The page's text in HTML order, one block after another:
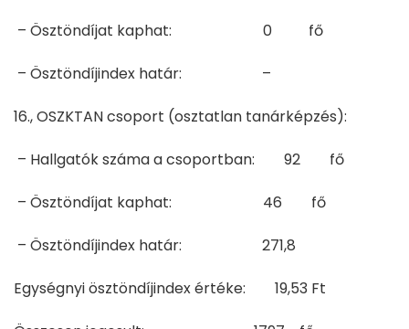
– Ösztöndíjat kaphat: 0 fő
– Ösztöndíjindex határ: –
16., OSZKTAN csoport (osztatlan tanárképzés):
– Hallgatók száma a csoportban: 92 fő
– Ösztöndíjat kaphat: 46 fő
– Ösztöndíjindex határ: 271,8
Egységnyi ösztöndíjindex értéke: 19,53 Ft